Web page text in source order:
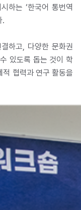
하는 ‘한국어 통번역
.
하고, 다양한 문화권
있도록 돕는 것이 학
협력과 연구 활동을